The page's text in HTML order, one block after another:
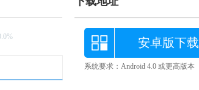
安卓版下载
系统要求：Android 4.0 或更高版本